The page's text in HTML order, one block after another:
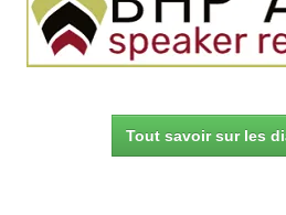
Tout savoir sur les